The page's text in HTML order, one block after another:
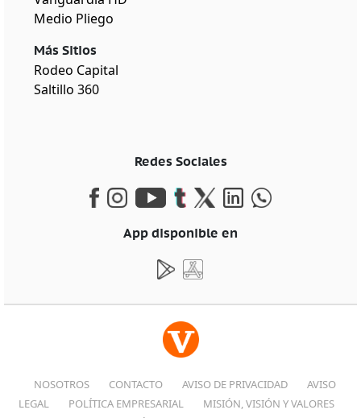
Medio Pliego
Más Sitios
Rodeo Capital
Saltillo 360
Redes Sociales
App disponible en
NOSOTROS CONTACTO AVISO DE PRIVACIDAD
AVISO
LEGAL
POLÍTICA EMPRESARIAL
MISIÓN, VISIÓN Y VALORES